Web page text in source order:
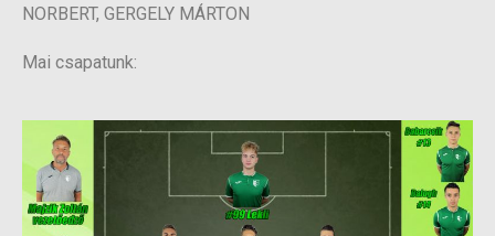
NORBERT, GERGELY MÁRTON
Mai csapatunk: